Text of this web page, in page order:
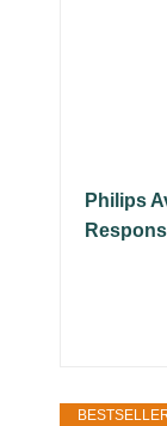
Philips